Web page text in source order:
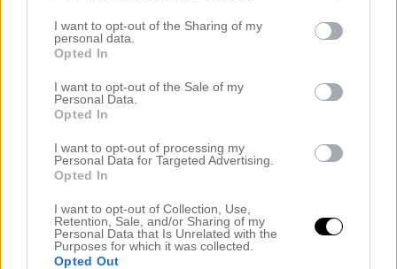
I want to opt-out of the Sharing of my
personal data.
Opted In
I want to opt-out of the Sale of my
Personal Data.
Opted In
I want to opt-out of processing my
Personal Data for Targeted Advertising.
Opted In
I want to opt-out of Collection, Use,
Retention, Sale, and/or Sharing of my
Personal Data that Is Unrelated with the
Purposes for which it was collected.
Opted Out
Nu sitter vi i en stor park och äter Bagel och dricker